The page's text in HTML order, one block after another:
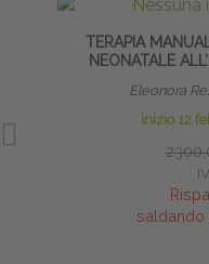
TERAPIA
NEONATALE
Eleonora
inizio 12